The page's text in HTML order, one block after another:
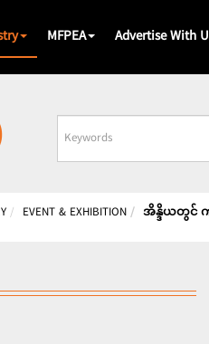
MFPEA Advertise With
Business
Name
EVENT & EXHIBITION အိန္ဒိယတွင် က